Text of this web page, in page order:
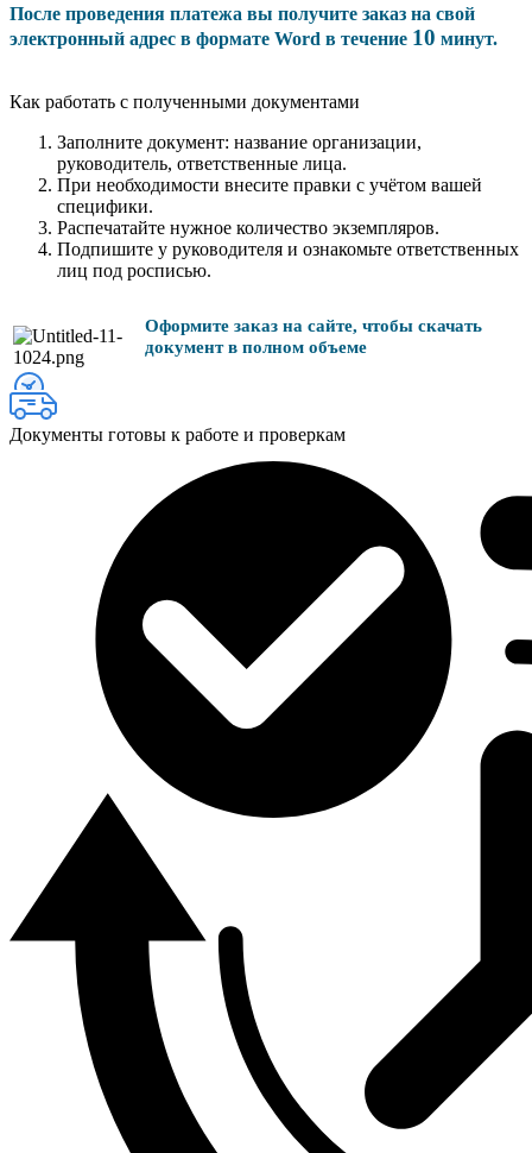
После проведения платежа вы получите заказ на свой
электронный адрес в формате Word в течение 10 минут.
Как работать с полученными документами
Заполните документ: название организации,
руководитель, ответственные лица.
При необходимости внесите правки с учётом вашей
специфики.
Распечатайте нужное количество экземпляров.
Подпишите у руководителя и ознакомьте ответственных
лиц под росписью.
Оформите заказ на сайте, чтобы скачать
документ в полном объеме
Документы готовы к работе и проверкам